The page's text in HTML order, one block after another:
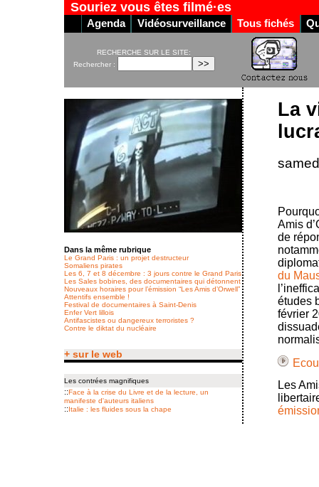
Souriez vous êtes filmé·es
Agenda Vidéosurveillance Tous fichés
RECHERCHE SUR LE SITE:
Rechercher :
La
Amis
de
du
études
février
Les
Dans la même rubrique
Le Grand Paris : un projet destructeur
Somaliens pirates
Les 6, 7 et 8 décembre : 3 jours contre le Grand Paris
Les Sales bobines, des documentaires qui détonnent
Nouveaux horaires pour l’émission “Les Amis d’Orwell”
Attentifs ensemble !
Festival de documentaires à Saint-Denis
Enfer Vert lillois
Antifascistes ou dangereux terroristes ?
Contre le diktat du nucléaire
+ sur le web
Les contrées magnifiques
::Face à la crise du Livre et de la lecture, un
manifeste d'auteurs italiens
::Italie : les fluides sous la chape